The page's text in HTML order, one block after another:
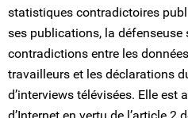
statistiques contradictoires
ses publications, la défenseuse
contradictions entre les
travailleurs et les déclarations
d’interviews télévisées. Elle est